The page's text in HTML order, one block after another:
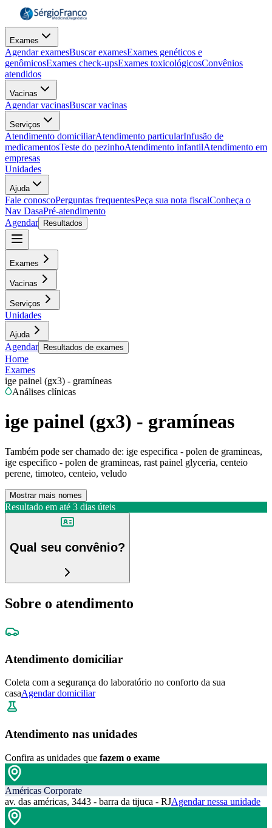
Exames
Agendar examesBuscar examesExames genéticos e
genômicosExames check-upsExames toxicológicosConvênios
atendidos
Vacinas
Agendar vacinasBuscar vacinas
Serviços
Atendimento domiciliarAtendimento particularInfusão de
medicamentosTeste do pezinhoAtendimento infantilAtendimento em
empresas
Unidades
Ajuda
Fale conoscoPerguntas frequentesPeça sua nota fiscalConheça o
Nav DasaPré-atendimento
Agendar
Resultados
Exames
Vacinas
Serviços
Unidades
Ajuda
Agendar Resultados de exames
Home
Exames
ige painel (gx3) - gramíneas
Análises clínicas
ige painel (gx3) - gramíneas
Também pode ser chamado de: ige especifica - polen de gramineas,
ige especifico - polen de gramineas, rast painel glyceria, centeio
perene, timoteo, centeio, veludo
Mostrar mais nomes
Resultado em até 3 dias úteis
Qual seu convênio?
Sobre o atendimento
Atendimento domiciliar
Coleta com a segurança do laboratório no conforto da sua
casaAgendar domiciliar
Atendimento nas unidades
Confira as unidades que fazem o exame
Américas Corporate
av. das américas, 3443 - barra da tijuca - RJAgendar nessa unidade